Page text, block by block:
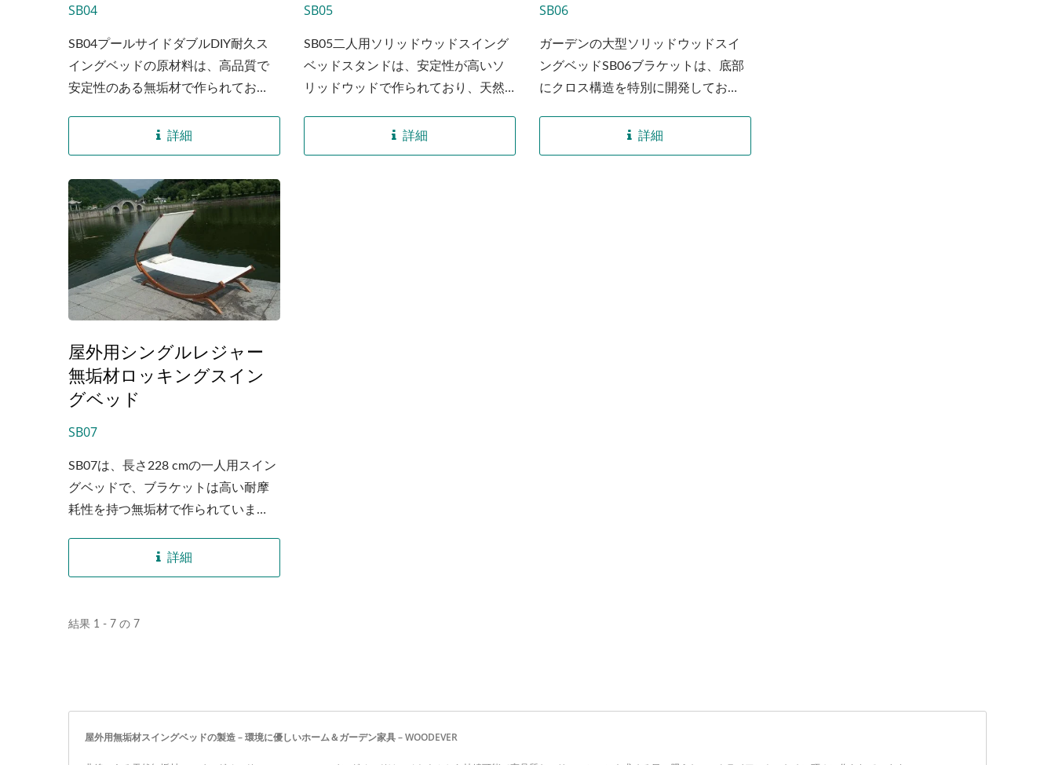
SB04
SB04プールサイドダブルDIY耐久ス
イングベッドの原材料は、高品質で
安定性のある無垢材で作られてお
ク曲線を形成し、全体の耐荷重能力
を高め、支持構造をより安定させま
詳細
SB05
SB05二人用ソリッドウッドスイング
ベッドスタンドは、安定性が高いソ
リッドウッドで作られており、天然
によって侵食されるのを防ぎます。...
詳細
SB06
ガーデンの大型ソリッドウッドスイ
ングベッドSB06ブラケットは、底部
にクロス構造を特別に開発してお
安定性を強化するために、下部に4つ
の追加のC型木製サポート角が追加さ
詳細
屋外用シングルレジャー
無垢材ロッキングスイン
グベッド
SB07
SB07は、長さ228 cmの一人用スイン
グベッドで、ブラケットは高い耐摩
耗性を持つ無垢材で作られていま
詳細
結果 1 - 7 の 7
屋外用無垢材スイングベッドの製造 – 環境に優しいホーム＆ガーデン家具 – WOODEVER